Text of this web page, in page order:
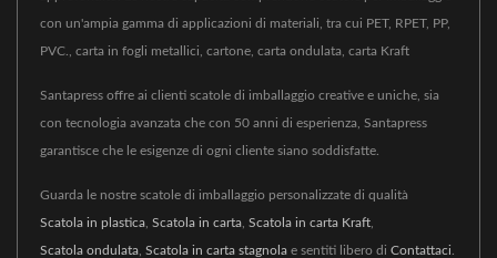
con un'ampia gamma di applicazioni di materiali, tra cui PET, RPET, PP,
PVC., carta in fogli metallici, cartone, carta ondulata, carta Kraft
Santapress offre ai clienti scatole di imballaggio creative e uniche, sia
con tecnologia avanzata che con 50 anni di esperienza, Santapress
garantisce che le esigenze di ogni cliente siano soddisfatte.
Guarda le nostre scatole di imballaggio personalizzate di qualità
Scatola in plastica Scatola in carta Scatola in carta Kraft
Scatola ondulata Scatola in carta stagnola e sentiti libero di Contattaci